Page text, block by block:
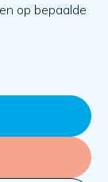
op bepaalde